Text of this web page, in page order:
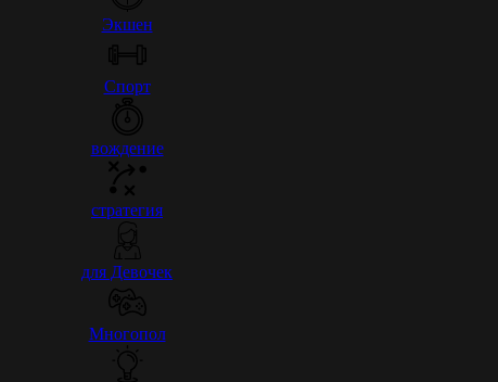
Экшен
Спорт
вождение
стратегия
для Девочек
Многопол